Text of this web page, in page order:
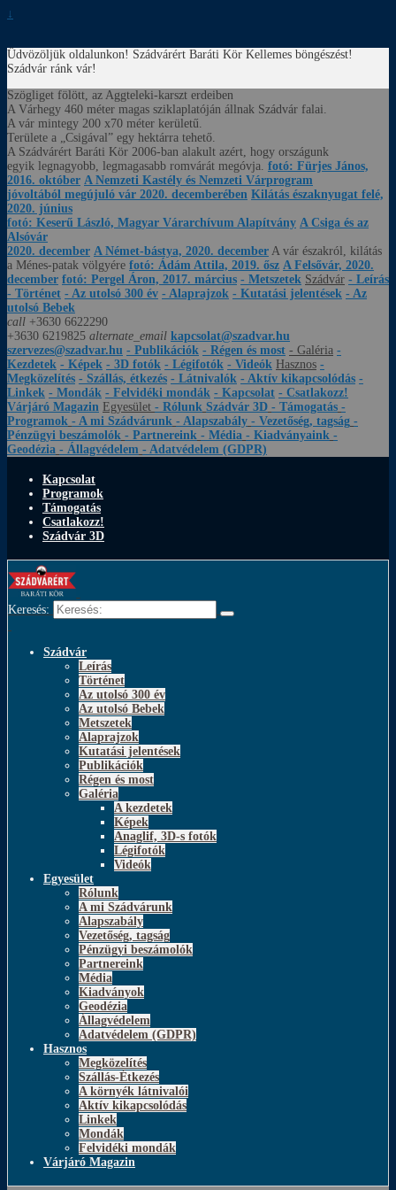
↓
Üdvözöljük oldalunkon! Szádvárért Baráti Kör Kellemes böngészést!
Szádvár ránk vár!
Szögliget fölött, az Aggteleki-karszt erdeiben
A Várhegy 460 méter magas sziklaplatóján állnak Szádvár falai.
A vár mintegy 200 x70 méter kerületű.
Területe a „Csigával” egy hektárra tehető.
A Szádvárért Baráti Kör 2006-ban alakult azért, hogy országunk
egyik legnagyobb, legmagasabb romvárát megóvja. fotó: Fürjes János,
2016. október A Nemzeti Kastély és Nemzeti Várprogram
jóvoltából megújuló vár 2020. decemberében Kilátás északnyugat felé,
2020. június
fotó: Keserű László, Magyar Várarchívum Alapítvány A Csiga és az
Alsóvár
2020. december A Német-bástya, 2020. december A vár északról, kilátás
a Ménes-patak völgyére fotó: Ádám Attila, 2019. ősz A Felsővár, 2020.
december fotó: Pergel Áron, 2017. március - Metszetek Szádvár - Leírás
- Történet - Az utolsó 300 év - Alaprajzok - Kutatási jelentések - Az
utolsó Bebek
call +3630 6622290
+3630 6219825 alternate_email kapcsolat@szadvar.hu
szervezes@szadvar.hu - Publikációk - Régen és most - Galéria -
Kezdetek - Képek - 3D fotók - Légifotók - Videók Hasznos -
Megközelítés - Szállás, étkezés - Látnivalók - Aktív kikapcsolódás -
Linkek - Mondák - Felvidéki mondák - Kapcsolat - Csatlakozz!
Várjáró Magazin Egyesület - Rólunk Szádvár 3D - Támogatás -
Programok - A mi Szádvárunk - Alapszabály - Vezetőség, tagság -
Pénzügyi beszámolók - Partnereink - Média - Kiadványaink -
Geodézia - Állagvédelem - Adatvédelem (GDPR)
Kapcsolat
Programok
Támogatás
Csatlakozz!
Szádvár 3D
Keresés:
Szádvár
Leírás
Történet
Az utolsó 300 év
Az utolsó Bebek
Metszetek
Alaprajzok
Kutatási jelentések
Publikációk
Régen és most
Galéria
A kezdetek
Képek
Anaglif, 3D-s fotók
Légifotók
Videók
Egyesület
Rólunk
A mi Szádvárunk
Alapszabály
Vezetőség, tagság
Pénzügyi beszámolók
Partnereink
Média
Kiadványok
Geodézia
Állagvédelem
Adatvédelem (GDPR)
Hasznos
Megközelítés
Szállás-Étkezés
A környék látnivalói
Aktív kikapcsolódás
Linkek
Mondák
Felvidéki mondák
Várjáró Magazin